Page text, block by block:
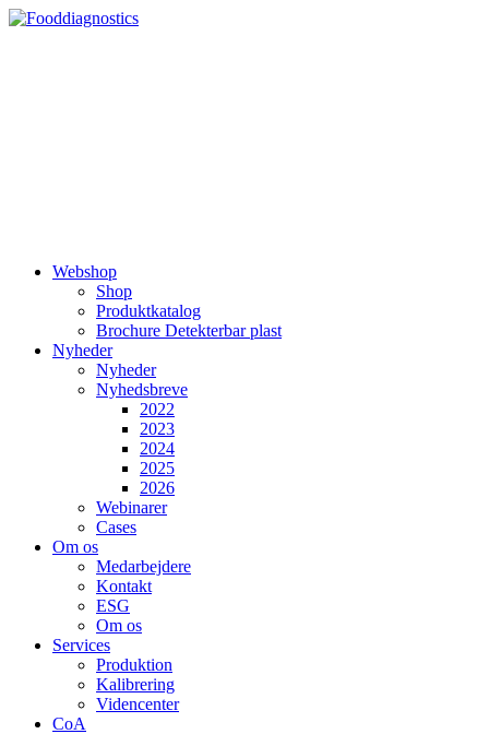
Videre
Webshop
Shop
Produktkatalog
Brochure Detekterbar plast
Nyheder
Nyheder
Nyhedsbreve
2022
2023
2024
2025
2026
Webinarer
Cases
Om os
Medarbejdere
Kontakt
ESG
Om os
Services
Produktion
Kalibrering
Videncenter
CoA